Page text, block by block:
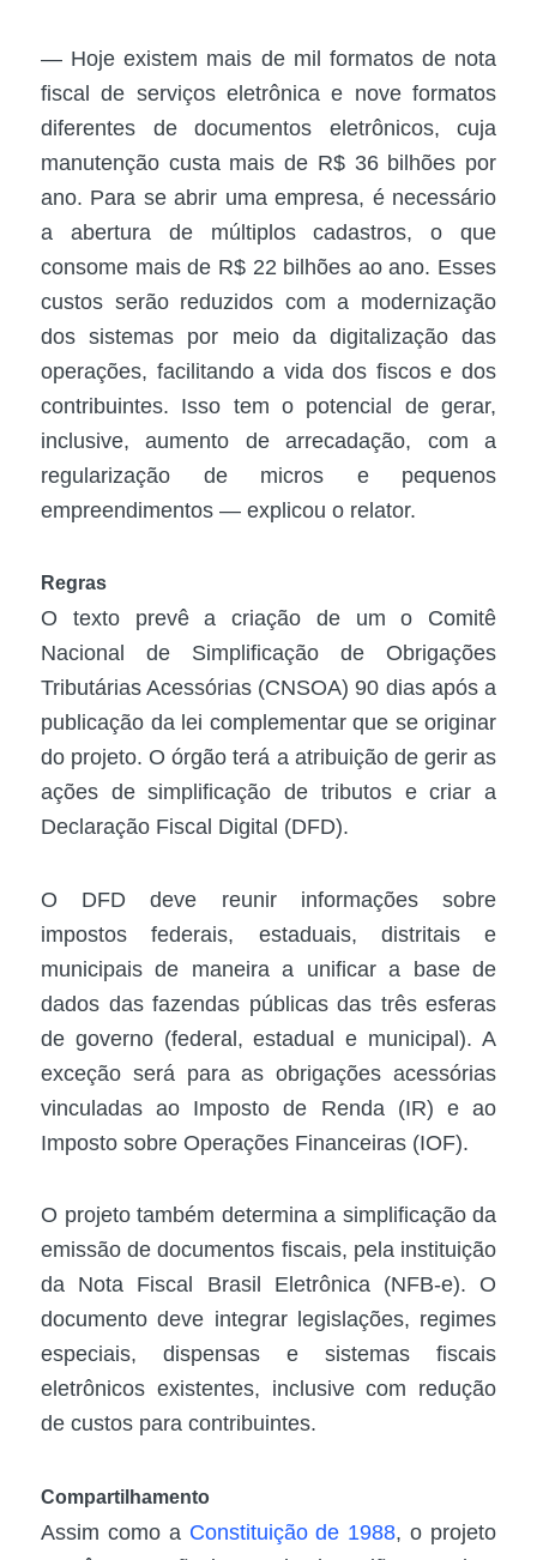
— Hoje existem mais de mil formatos de nota
fiscal de serviços eletrônica e nove formatos
diferentes de documentos eletrônicos, cuja
manutenção custa mais de R$ 36 bilhões por
ano. Para se abrir uma empresa, é necessário
a abertura de múltiplos cadastros, o que
consome mais de R$ 22 bilhões ao ano. Esses
custos serão reduzidos com a modernização
dos sistemas por meio da digitalização das
operações, facilitando a vida dos fiscos e dos
contribuintes. Isso tem o potencial de gerar,
inclusive, aumento de arrecadação, com a
regularização de micros e pequenos
empreendimentos — explicou o relator.
Regras
O texto prevê a criação de um o Comitê
Nacional de Simplificação de Obrigações
Tributárias Acessórias (CNSOA) 90 dias após a
publicação da lei complementar que se originar
do projeto. O órgão terá a atribuição de gerir as
ações de simplificação de tributos e criar a
Declaração Fiscal Digital (DFD).
O DFD deve reunir informações sobre
impostos federais, estaduais, distritais e
municipais de maneira a unificar a base de
dados das fazendas públicas das três esferas
de governo (federal, estadual e municipal). A
exceção será para as obrigações acessórias
vinculadas ao Imposto de Renda (IR) e ao
Imposto sobre Operações Financeiras (IOF).
O projeto também determina a simplificação da
emissão de documentos fiscais, pela instituição
da Nota Fiscal Brasil Eletrônica (NFB-e). O
documento deve integrar legislações, regimes
especiais, dispensas e sistemas fiscais
eletrônicos existentes, inclusive com redução
de custos para contribuintes.
Compartilhamento
Assim como a Constituição de 1988, o projeto